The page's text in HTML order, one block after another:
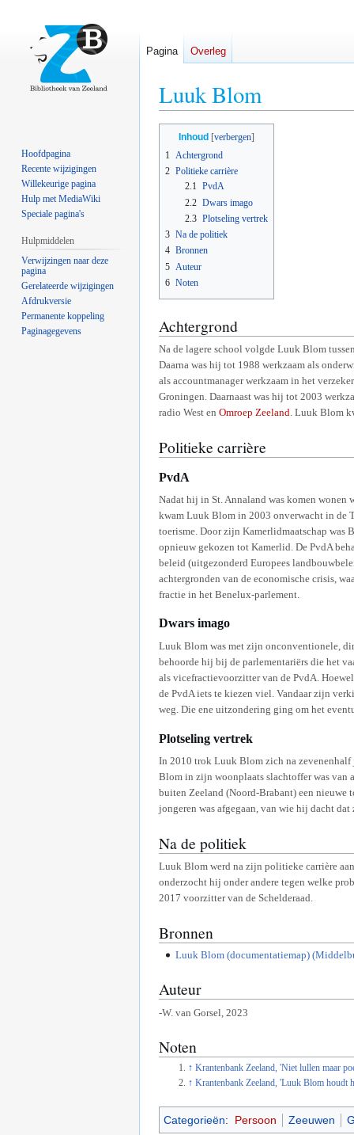
Luuk Blom
Naar
navigatie
springen
Naar
zoeken
springen
Inhoud
1 Achtergrond
2 Politieke carrière
2.1 PvdA
2.2 Dwars imago
2.3 Plotseling vertrek
3 Na de politiek
4 Bronnen
5 Auteur
6 Noten
Achtergrond
Na de lagere school volgde Luuk Blom
Daarna was hij tot 1988 werkzaam als
als accountmanager werkzaam in het
Groningen. Daarnaast was hij tot 2003
radio West en Omroep Zeeland. Luuk Blom
Politieke carrière
PvdA
Nadat hij in St. Annaland was komen
kwam Luuk Blom in 2003 onverwacht in de
toerisme. Door zijn Kamerlidmaatschap was
opnieuw gekozen tot Kamerlid. De PvdA
beleid (uitgezonderd Europees
achtergronden van de economische crisis,
fractie in het Benelux-parlement.
Dwars imago
Luuk Blom was met zijn onconventionele,
behoorde hij bij de parlementariërs die het
als vicefractievoorzitter van de PvdA.
de PvdA iets te kiezen viel. Vandaar zijn
weg. Die ene uitzondering ging om het
Plotseling vertrek
In 2010 trok Luuk Blom zich na zevenenhalf
Blom in zijn woonplaats slachtoffer was van
buiten Zeeland (Noord-Brabant) een
jongeren was afgegaan, van wie hij dacht
Na de politiek
Luuk Blom werd na zijn politieke carrière
onderzocht hij onder andere tegen welke
2017 voorzitter van de Schelderaad.
Bronnen
Luuk Blom (documentatiemap)
Auteur
-W. van Gorsel, 2023
Noten
↑ Krantenbank Zeeland, 'Niet lullen maar
↑ Krantenbank Zeeland, 'Luuk Blom houdt
Categorieën: Persoon Zeeuwen
Pagina Overleg
Hoofdpagina
Recente wijzigingen
Willekeurige pagina
Hulp met MediaWiki
Speciale pagina's
Hulpmiddelen
Verwijzingen naar deze
pagina
Gerelateerde wijzigingen
Afdrukversie
Permanente koppeling
Paginagegevens